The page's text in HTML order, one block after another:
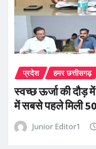
प्रदेश हमर छत्तीसगढ़
स्वच्छ ऊर्जा की दौड़
में सबसे पहले मिली
Junior Editor1